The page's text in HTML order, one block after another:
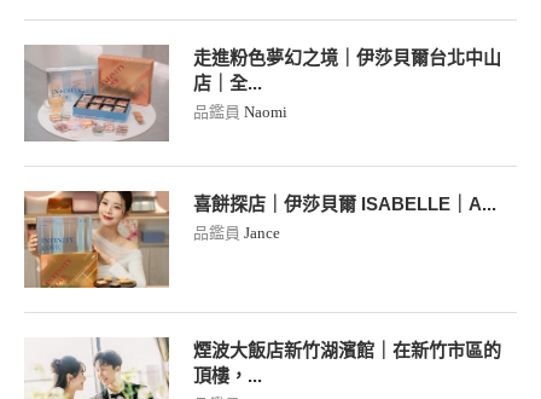
走進粉色夢幻之境｜伊莎貝爾台北中山
店｜全...
品鑑員 Naomi
喜餅探店｜伊莎貝爾 ISABELLE｜A...
品鑑員 Jance
煙波大飯店新竹湖濱館｜在新竹市區的
頂樓，...